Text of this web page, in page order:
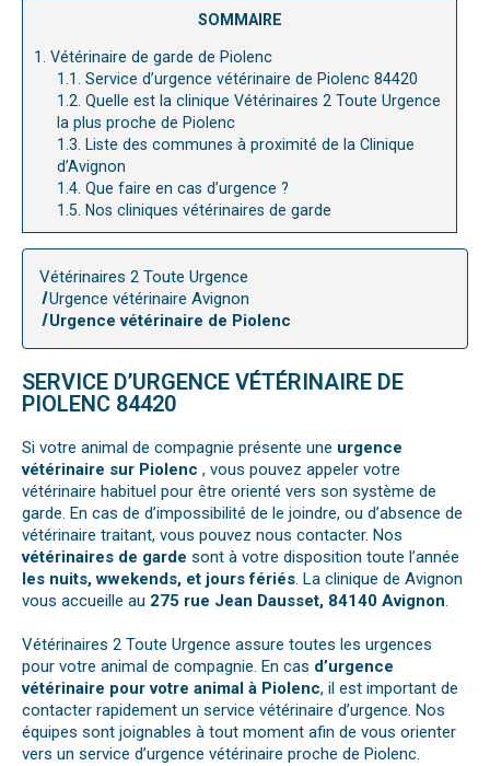
SOMMAIRE
1. Vétérinaire de garde de Piolenc
1.1. Service d’urgence vétérinaire de Piolenc 84420
1.2. Quelle est la clinique Vétérinaires 2 Toute Urgence
la plus proche de Piolenc
1.3. Liste des communes à proximité de la Clinique
d’Avignon
1.4. Que faire en cas d’urgence ?
1.5. Nos cliniques vétérinaires de garde
Vétérinaires 2 Toute Urgence
Urgence vétérinaire Avignon
Urgence vétérinaire de Piolenc
SERVICE D’URGENCE VÉTÉRINAIRE DE
PIOLENC 84420
Si votre animal de compagnie présente une urgence
vétérinaire sur Piolenc , vous pouvez appeler votre
vétérinaire habituel pour être orienté vers son système de
garde. En cas de d’impossibilité de le joindre, ou d’absence de
vétérinaire traitant, vous pouvez nous contacter. Nos
vétérinaires de garde sont à votre disposition toute l’année
les nuits, wwekends, et jours fériés. La clinique de Avignon
vous accueille au 275 rue Jean Dausset, 84140 Avignon.
Vétérinaires 2 Toute Urgence assure toutes les urgences
pour votre animal de compagnie. En cas d’urgence
vétérinaire pour votre animal à Piolenc, il est important de
contacter rapidement un service vétérinaire d’urgence. Nos
équipes sont joignables à tout moment afin de vous orienter
vers un service d’urgence vétérinaire proche de Piolenc.